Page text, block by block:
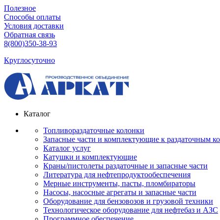
Полезное
Способы оплаты
Условия доставки
Обратная связь
8(800)350-38-93
Круглосуточно
Каталог
Топливораздаточные колонки
Запасные части и комплектующие к раздаточным
Каталог услуг
Катушки и комплектующие
Краны/пистолеты раздаточные и запасные части
Литература для нефтепродуктообеспечения
Мерные инструменты, пасты, пломбираторы
Насосы, насосные агрегаты и запасные части
Оборудование для бензовозов и грузовой техники
Технологическое оборудование для нефтебаз и АЗС